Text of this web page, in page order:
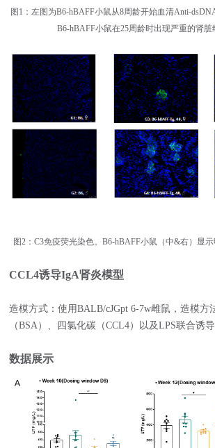
图1：左图为B6-hBAFF小鼠从8周龄开始血清Anti-
B6-hBAFF小鼠在25周龄时出现严重的肾脏
图2：C3免疫荧光染色。B6-hBAFF小鼠（中&右）显示
CCL4诱导IgA肾炎模型
造模方式：使用BALB/cJGpt 6-7w雌鼠，造模方
（BSA）、四氯化碳（CCL4）以及LPS联合诱
数据展示